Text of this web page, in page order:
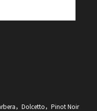
，Dolcetto，Pinot Noir